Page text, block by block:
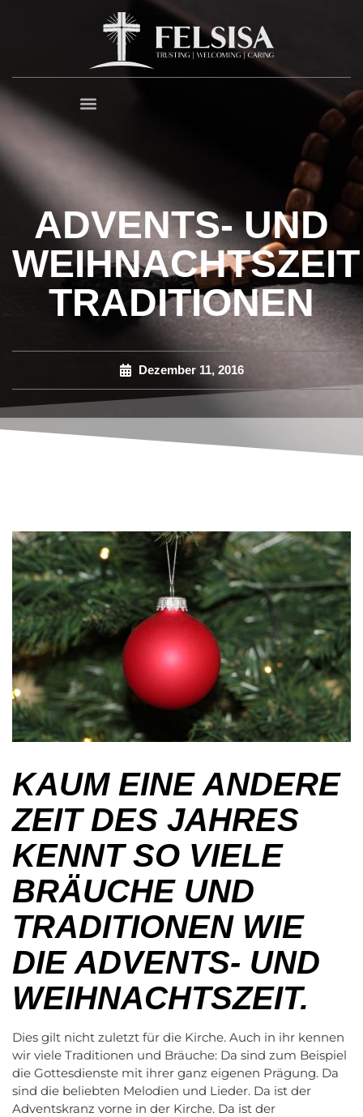
ADVENTS- UND
WEIHNACHTSZEIT
TRADITIONEN
Dezember 11, 2016
KAUM EINE ANDERE
ZEIT DES JAHRES
KENNT SO VIELE
BRÄUCHE UND
TRADITIONEN WIE
DIE ADVENTS- UND
WEIHNACHTSZEIT.
Dies gilt nicht zuletzt für die Kirche. Auch in ihr kennen
wir viele Traditionen und Bräuche: Da sind zum Beispiel
die Gottesdienste mit ihrer ganz eigenen Prägung. Da
sind die beliebten Melodien und Lieder. Da ist der
Adventskranz vorne in der Kirche. Da ist der